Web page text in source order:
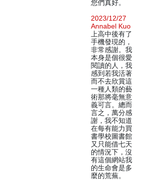
您們真好。
2023/12/27
Annabel Kuo
上高中後有了
手機發現的，
非常感謝。我
本身是個很愛
閱讀的人，我
感到若我活著
而不去欣賞這
一種人類的藝
術那將毫無意
義可言。總而
言之，萬分感
謝，我不知道
在每有能力買
書學校圖書館
又只能借七天
的情況下，沒
有這個網站我
的生命會是多
麼的荒蕪。